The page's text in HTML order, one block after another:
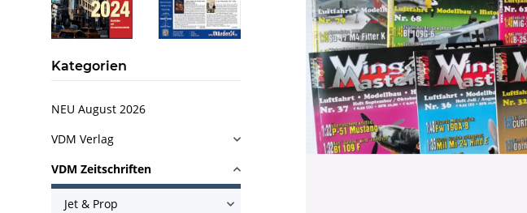
Kategorien
NEU August 2026
VDM Verlag
VDM Zeitschriften
Jet & Prop